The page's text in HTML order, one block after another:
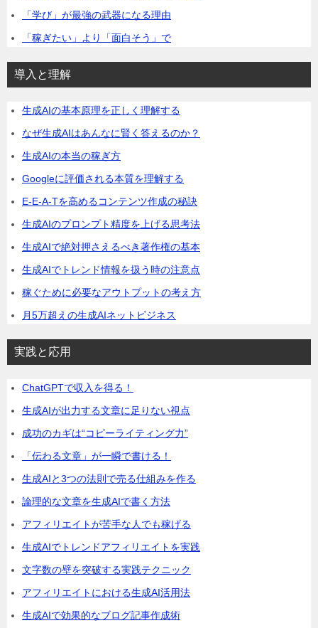
「学び」が最強の武器になる理由
「稼ぎたい」より「面白そう」で
導入と理解
生成AIの基本原理を正しく理解する
なぜ生成AIはあんなに賢く答えるのか？
生成AIの本当の稼ぎ方
Googleに評価される本質を理解する
E-E-A-Tを高めるコンテンツ作成の秘訣
生成AIのプロンプト精度を上げる思考法
生成AIで絶対押さえるべき著作権の基本
生成AIでトレンド情報を扱う時の注意点
稼ぐために必要なアウトプットの考え方
月5万超えの生成AIネットビジネス
実践と応用
ChatGPTで収入を得る！
生成AIが出力する文章に足りない視点
成功のカギは“コピーライティング力”
「伝わる文章」が一瞬で書ける！
生成AIと3つの法則で売る仕組みを作る
論理的な文章を生成AIで書く方法
アフィリエイトが苦手な人でも稼げる
生成AIでトレンドアフィリエイトを実践
文字数の壁を突破する実践テクニック
アフィリエイトにおける生成AI活用法
生成AIで効果的なブログ記事作成術